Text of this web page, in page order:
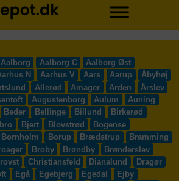
Aalborg Aalborg C
Aalborg Øst
N Aarhus V Aars Aarup
Åbyhøj
Allerød Amager Arden
Årslev
Augustenborg Aulum
Auning
Beder Bellinge Billund
Birkerød
Bjert Blovstrød
Bogense
Bornholm Borup Brædstrup
Bramming
Broby Brøndby
Brønderslev
Christiansfeld Dianalund
Dragør
Egå Egebjerg Egedal
Ejby